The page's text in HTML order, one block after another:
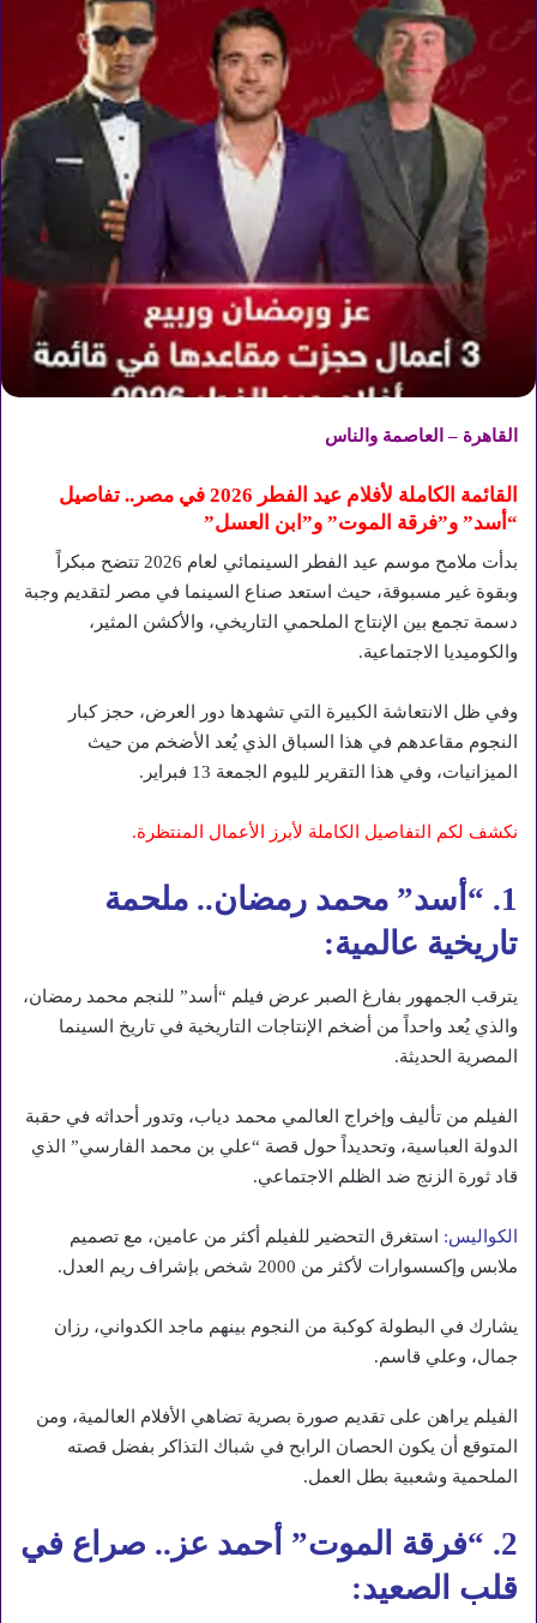
القاهرة – العاصمة والناس
القائمة الكاملة لأفلام عيد الفطر 2026 في مصر.. تفاصيل
“أسد” و”فرقة الموت” و”ابن العسل”
بدأت ملامح موسم عيد الفطر السينمائي لعام 2026 تتضح مبكراً
وبقوة غير مسبوقة، حيث استعد صناع السينما في مصر لتقديم وجبة
دسمة تجمع بين الإنتاج الملحمي التاريخي، والأكشن المثير،
والكوميديا الاجتماعية.
وفي ظل الانتعاشة الكبيرة التي تشهدها دور العرض، حجز كبار
النجوم مقاعدهم في هذا السباق الذي يُعد الأضخم من حيث
الميزانيات، وفي هذا التقرير لليوم الجمعة 13 فبراير.
نكشف لكم التفاصيل الكاملة لأبرز الأعمال المنتظرة.
1. “أسد” محمد رمضان.. ملحمة
تاريخية عالمية:
يترقب الجمهور بفارغ الصبر عرض فيلم “أسد” للنجم محمد رمضان،
والذي يُعد واحداً من أضخم الإنتاجات التاريخية في تاريخ السينما
المصرية الحديثة.
الفيلم من تأليف وإخراج العالمي محمد دياب، وتدور أحداثه في حقبة
الدولة العباسية، وتحديداً حول قصة “علي بن محمد الفارسي” الذي
قاد ثورة الزنج ضد الظلم الاجتماعي.
الكواليس: استغرق التحضير للفيلم أكثر من عامين، مع تصميم
ملابس وإكسسوارات لأكثر من 2000 شخص بإشراف ريم العدل.
يشارك في البطولة كوكبة من النجوم بينهم ماجد الكدواني، رزان
جمال، وعلي قاسم.
الفيلم يراهن على تقديم صورة بصرية تضاهي الأفلام العالمية، ومن
المتوقع أن يكون الحصان الرابح في شباك التذاكر بفضل قصته
الملحمية وشعبية بطل العمل.
2. “فرقة الموت” أحمد عز.. صراع في
قلب الصعيد: